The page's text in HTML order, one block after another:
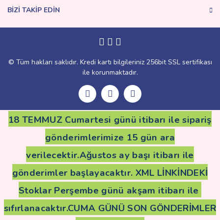
BİZİ TAKİP EDİN
© Tüm hakları saklıdır. Kredi kartı bilgileriniz 256bit SSL sertifikası
ile korunmaktadır.
18 TEMMUZ Cumartesi günü itibarı ile sipariş
gönderimlerimize 15 gün ara
verilecektir.Ağustos ay başı itibarı ile
gönderimler başlayacaktır. XML LİNKİNDEKİ
Stoklar Perşembe günü akşam itibarı ile
sıfırlanacaktır.CUMA GÜNÜ SON GÖNDERİMLER